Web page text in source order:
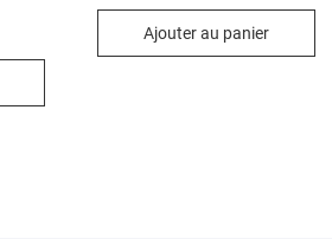
Ajouter au panier